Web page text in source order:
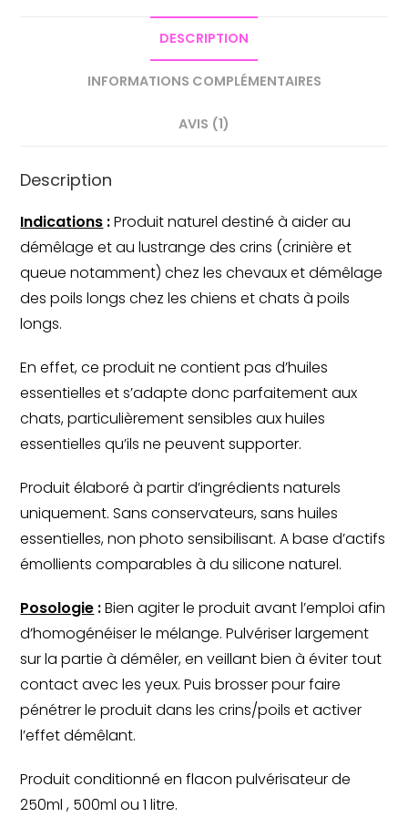
DESCRIPTION
INFORMATIONS COMPLÉMENTAIRES
AVIS (1)
Description
Indications :Produit naturel destiné à aider au
démêlage et au lustrange des crins (crinière et
queue notamment) chez les chevaux et démêlage
des poils longs chez les chiens et chats à poils
longs.
En effet, ce produit ne contient pas d’huiles
essentielles et s’adapte donc parfaitement aux
chats, particulièrement sensibles aux huiles
essentielles qu’ils ne peuvent supporter.
Produit élaboré à partir d’ingrédients naturels
uniquement. Sans conservateurs, sans huiles
essentielles, non photo sensibilisant. A base d’actifs
émollients comparables à du silicone naturel.
Posologie :Bien agiter le produit avant l’emploi afin
d’homogénéiser le mélange. Pulvériser largement
sur la partie à démêler, en veillant bien à éviter tout
contact avec les yeux. Puis brosser pour faire
pénétrer le produit dans les crins/poils et activer
l’effet démêlant.
Produit conditionné en flacon pulvérisateur de
250ml , 500ml ou 1 litre.